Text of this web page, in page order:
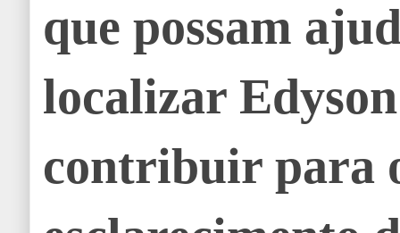
que possam
localizar
contribuir para